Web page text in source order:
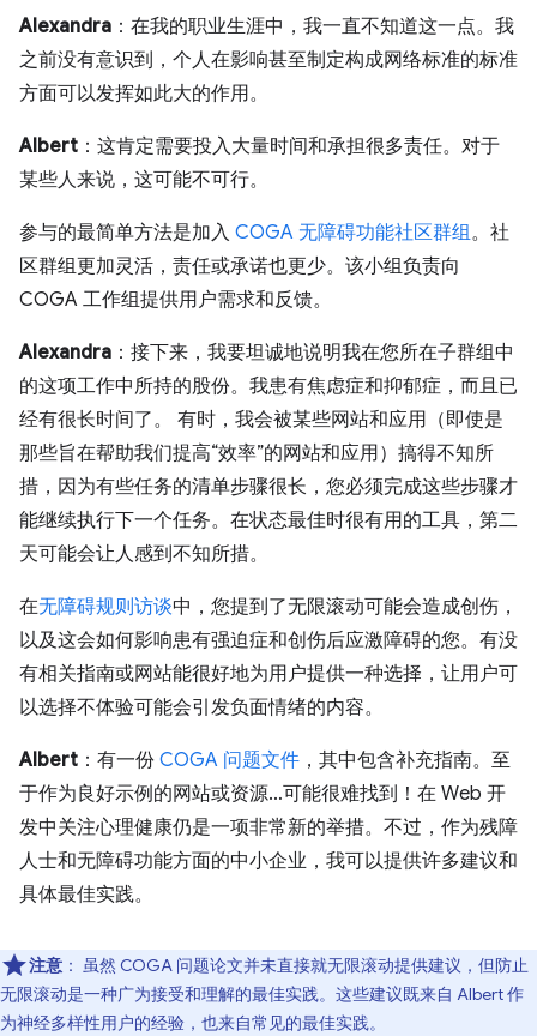
Alexandra ：在我的职业生涯中，我一直不知道这一点。我
之前没有意识到，个人在影响甚至制定构成网络标准的标准
方面可以发挥如此大的作用。
Albert ：这肯定需要投入大量时间和承担很多责任。对于
某些人来说，这可能不可行。
参与的最简单方法是加入 COGA 无障碍功能社区群组。社
区群组更加灵活，责任或承诺也更少。该小组负责向
COGA 工作组提供用户需求和反馈。
Alexandra ：接下来，我要坦诚地说明我在您所在子群组中
的这项工作中所持的股份。我患有焦虑症和抑郁症，而且已
经有很长时间了。 有时，我会被某些网站和应用（即使是
那些旨在帮助我们提高“效率”的网站和应用）搞得不知所
措，因为有些任务的清单步骤很长，您必须完成这些步骤才
能继续执行下一个任务。在状态最佳时很有用的工具，第二
天可能会让人感到不知所措。
在无障碍规则访谈中，您提到了无限滚动可能会造成创伤，
以及这会如何影响患有强迫症和创伤后应激障碍的您。有没
有相关指南或网站能很好地为用户提供一种选择，让用户可
以选择不体验可能会引发负面情绪的内容。
Albert ：有一份 COGA 问题文件 ，其中包含补充指南。至
于作为良好示例的网站或资源…可能很难找到！在 Web 开
发中关注心理健康仍是一项非常新的举措。不过，作为残障
人士和无障碍功能方面的中小企业，我可以提供许多建议和
具体最佳实践。
注意 ： 虽然 COGA 问题论文并未直接就无限滚动提供建议，但防止
无限滚动是一种广为接受和理解的最佳实践。这些建议既来自 Albert 作
为神经多样性用户的经验，也来自常见的最佳实践。